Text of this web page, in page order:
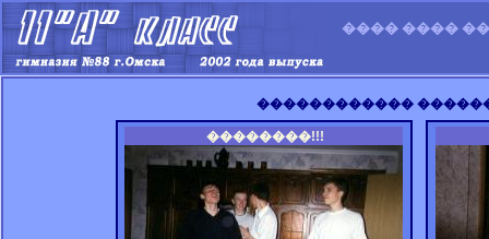
���� ����
������������
��������!!!